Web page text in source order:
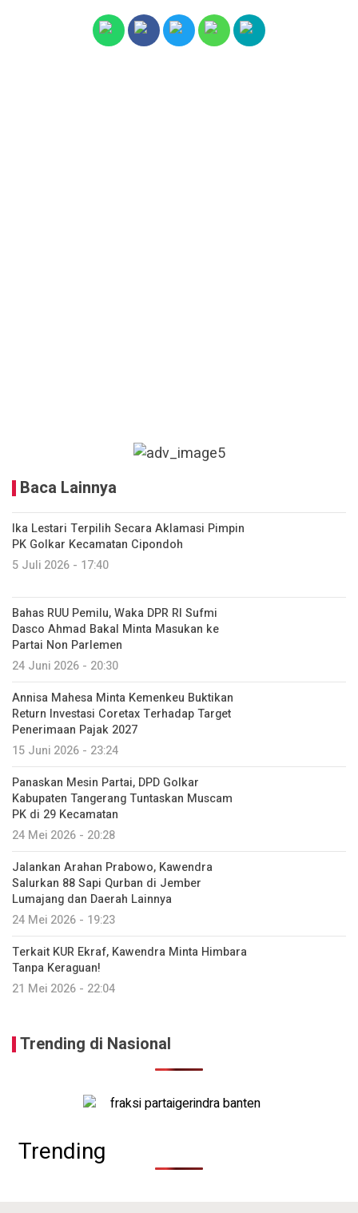
Baca Lainnya
Ika Lestari Terpilih Secara Aklamasi Pimpin
PK Golkar Kecamatan Cipondoh
5 Juli 2026 - 17:40
Bahas RUU Pemilu, Waka DPR RI Sufmi
Dasco Ahmad Bakal Minta Masukan ke
Partai Non Parlemen
24 Juni 2026 - 20:30
Annisa Mahesa Minta Kemenkeu Buktikan
Return Investasi Coretax Terhadap Target
Penerimaan Pajak 2027
15 Juni 2026 - 23:24
Panaskan Mesin Partai, DPD Golkar
Kabupaten Tangerang Tuntaskan Muscam
PK di 29 Kecamatan
24 Mei 2026 - 20:28
Jalankan Arahan Prabowo, Kawendra
Salurkan 88 Sapi Qurban di Jember
Lumajang dan Daerah Lainnya
24 Mei 2026 - 19:23
Terkait KUR Ekraf, Kawendra Minta Himbara
Tanpa Keraguan!
21 Mei 2026 - 22:04
Trending di Nasional
Trending